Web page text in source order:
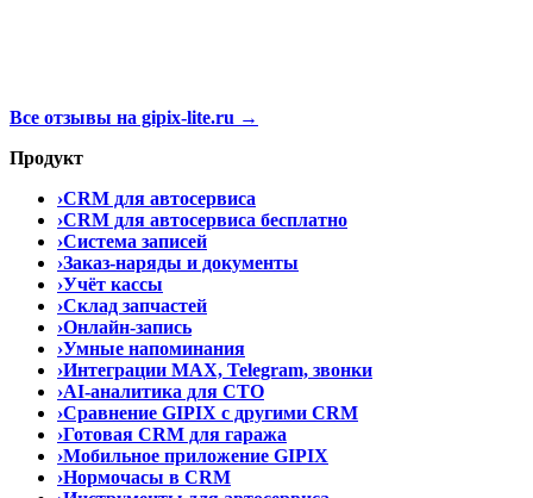
Все отзывы на gipix-lite.ru →
Продукт
›CRM для автосервиса
›CRM для автосервиса бесплатно
›Система записей
›Заказ-наряды и документы
›Учёт кассы
›Склад запчастей
›Онлайн-запись
›Умные напоминания
›Интеграции MAX, Telegram, звонки
›AI-аналитика для СТО
›Сравнение GIPIX с другими CRM
›Готовая CRM для гаража
›Мобильное приложение GIPIX
›Нормочасы в CRM